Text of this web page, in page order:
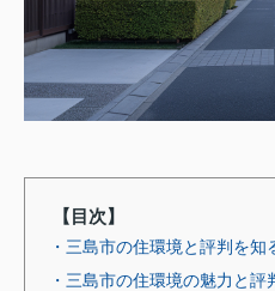
【目次】
・三島市の住環境と評判を知
・三島市の住環境の魅力と評